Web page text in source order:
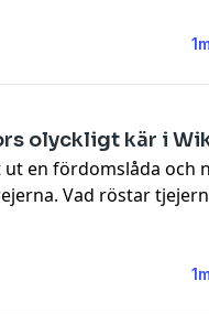
olyckligt kär i
en fördomslåda och
Vad röstar
lyset BH på sig under
Frändfors
skolan. Är Frändfors
har Lyset den lata